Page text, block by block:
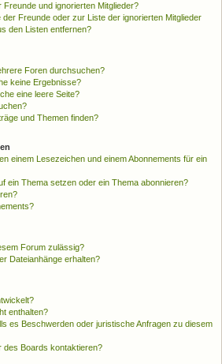
und ignorierten Mitglieder?
Freunde oder zur Liste der ignorierten Mitglieder
den Listen entfernen?
Foren durchsuchen?
keine Ergebnisse?
eine leere Seite?
und Themen finden?
einem Lesezeichen und einem Abonnements für ein
ein Thema setzen oder ein Thema abonnieren?
Forum zulässig?
Dateianhänge erhalten?
enthalten?
es Beschwerden oder juristische Anfragen zu diesem
des Boards kontaktieren?